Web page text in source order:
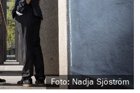
Foto: Nadja Sjöström